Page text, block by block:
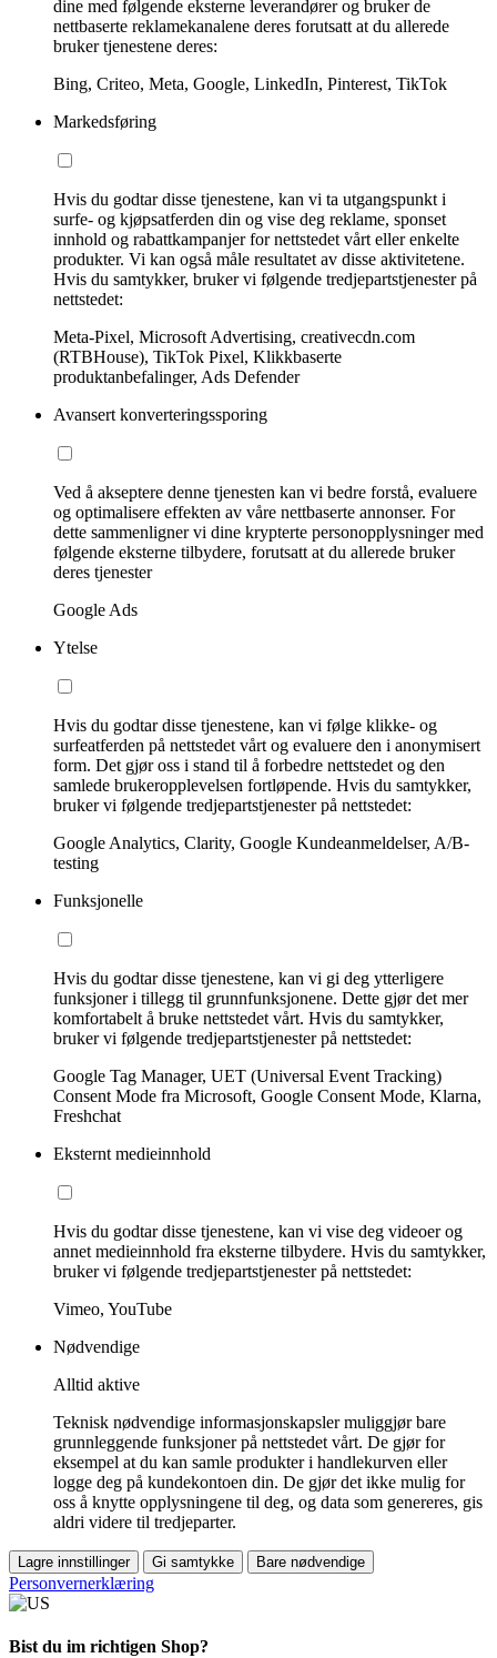
dine med følgende eksterne leverandører og bruker de
nettbaserte reklamekanalene deres forutsatt at du allerede
bruker tjenestene deres:
Bing, Criteo, Meta, Google, LinkedIn, Pinterest, TikTok
Markedsføring
Hvis du godtar disse tjenestene, kan vi ta utgangspunkt i
surfe- og kjøpsatferden din og vise deg reklame, sponset
innhold og rabattkampanjer for nettstedet vårt eller enkelte
produkter. Vi kan også måle resultatet av disse aktivitetene.
Hvis du samtykker, bruker vi følgende tredjepartstjenester på
nettstedet:
Meta-Pixel, Microsoft Advertising, creativecdn.com
(RTBHouse), TikTok Pixel, Klikkbaserte
produktanbefalinger, Ads Defender
Avansert konverteringssporing
Ved å akseptere denne tjenesten kan vi bedre forstå, evaluere
og optimalisere effekten av våre nettbaserte annonser. For
dette sammenligner vi dine krypterte personopplysninger med
følgende eksterne tilbydere, forutsatt at du allerede bruker
deres tjenester
Google Ads
Ytelse
Hvis du godtar disse tjenestene, kan vi følge klikke- og
surfeatferden på nettstedet vårt og evaluere den i anonymisert
form. Det gjør oss i stand til å forbedre nettstedet og den
samlede brukeropplevelsen fortløpende. Hvis du samtykker,
bruker vi følgende tredjepartstjenester på nettstedet:
Google Analytics, Clarity, Google Kundeanmeldelser, A/B-
testing
Funksjonelle
Hvis du godtar disse tjenestene, kan vi gi deg ytterligere
funksjoner i tillegg til grunnfunksjonene. Dette gjør det mer
komfortabelt å bruke nettstedet vårt. Hvis du samtykker,
bruker vi følgende tredjepartstjenester på nettstedet:
Google Tag Manager, UET (Universal Event Tracking)
Consent Mode fra Microsoft, Google Consent Mode, Klarna,
Freshchat
Eksternt medieinnhold
Hvis du godtar disse tjenestene, kan vi vise deg videoer og
annet medieinnhold fra eksterne tilbydere. Hvis du samtykker,
bruker vi følgende tredjepartstjenester på nettstedet:
Vimeo, YouTube
Nødvendige
Alltid aktive
Teknisk nødvendige informasjonskapsler muliggjør bare
grunnleggende funksjoner på nettstedet vårt. De gjør for
eksempel at du kan samle produkter i handlekurven eller
logge deg på kundekontoen din. De gjør det ikke mulig for
oss å knytte opplysningene til deg, og data som genereres, gis
aldri videre til tredjeparter.
Lagre innstillinger Gi samtykke Bare nødvendige
Personvernerklæring
Bist du im richtigen Shop?